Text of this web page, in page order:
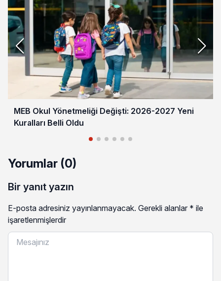
MEB Okul Yönetmeliği Değişti: 2026-2027 Yeni
Kuralları Belli Oldu
Yorumlar (0)
Bir yanıt yazın
E-posta adresiniz yayınlanmayacak. Gerekli alanlar * ile
işaretlenmişlerdir